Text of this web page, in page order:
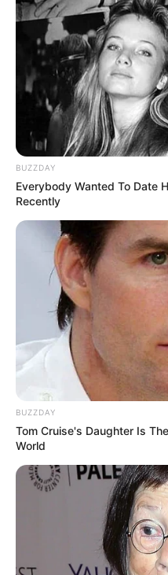
BUZZDAY
Everybody Wanted To Date
Recently
BUZZDAY
Tom Cruise's Daughter Is
World